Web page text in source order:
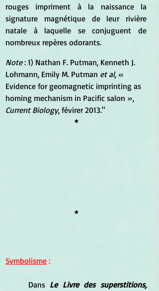
rouges impriment à la naissance la
signature magnétique de leur rivière
natale à laquelle se conjuguent de
nombreux repères odorants.
Note : 1) Nathan F. Putman, Kenneth J.
Lohmann, Emily M. Putman et al, «
Evidence for geomagnetic imprinting as
homing mechanism in Pacific salon »,
Current Biology, févirer 2013."
*
*
Symbolisme :
	Dans
Le Livre des superstitions,